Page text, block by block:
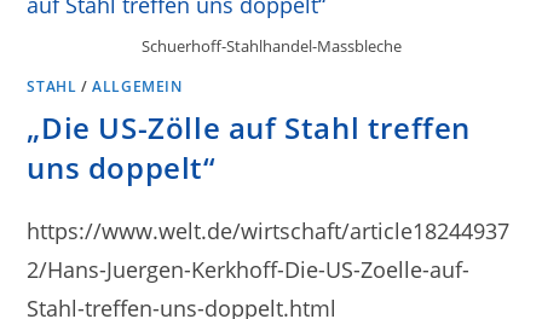
Schuerhoff-Stahlhandel-Massbleche
STAHL /ALLGEMEIN
„Die US-Zölle auf Stahl treffen
uns doppelt“
https://www.welt.de/wirtschaft/article18244937
2/Hans-Juergen-Kerkhoff-Die-US-Zoelle-auf-
Stahl-treffen-uns-doppelt.html